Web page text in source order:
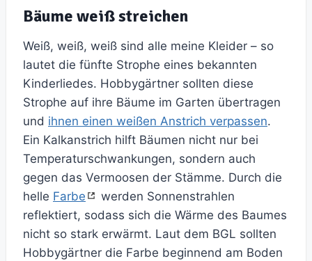
Bäume weiß streichen
Weiß, weiß, weiß sind alle meine Kleider – so
lautet die fünfte Strophe eines bekannten
Kinderliedes. Hobbygärtner sollten diese
Strophe auf ihre Bäume im Garten übertragen
und ihnen einen weißen Anstrich verpassen.
Ein Kalkanstrich hilft Bäumen nicht nur bei
Temperaturschwankungen, sondern auch
gegen das Vermoosen der Stämme. Durch die
helle Farbe
werden Sonnenstrahlen
reflektiert, sodass sich die Wärme des Baumes
nicht so stark erwärmt. Laut dem BGL sollten
Hobbygärtner die Farbe beginnend am Boden